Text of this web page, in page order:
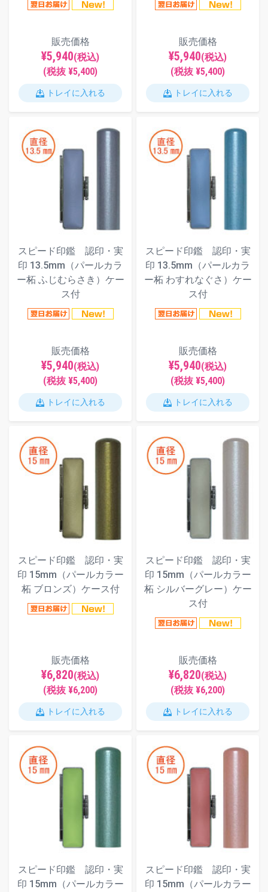
販売価格
¥5,940(税込)
(税抜 ¥5,400)
トレイに入れる
販売価格
¥5,940(税込)
(税抜 ¥5,400)
トレイに入れる
スピード印鑑 認印・実
印 13.5mm（パールカラ
ー柘 ふじむらさき）ケー
ス付
販売価格
¥5,940(税込)
(税抜 ¥5,400)
トレイに入れる
スピード印鑑 認印・実
印 13.5mm（パールカラ
ー柘 わすれなぐさ）ケー
ス付
販売価格
¥5,940(税込)
(税抜 ¥5,400)
トレイに入れる
スピード印鑑 認印・実
印 15mm（パールカラー
柘 ブロンズ）ケース付
販売価格
¥6,820(税込)
(税抜 ¥6,200)
トレイに入れる
スピード印鑑 認印・実
印 15mm（パールカラー
柘 シルバーグレー）ケー
ス付
販売価格
¥6,820(税込)
(税抜 ¥6,200)
トレイに入れる
スピード印鑑 認印・実
印 15mm（パールカラー
スピード印鑑 認印・実
印 15mm（パールカラー